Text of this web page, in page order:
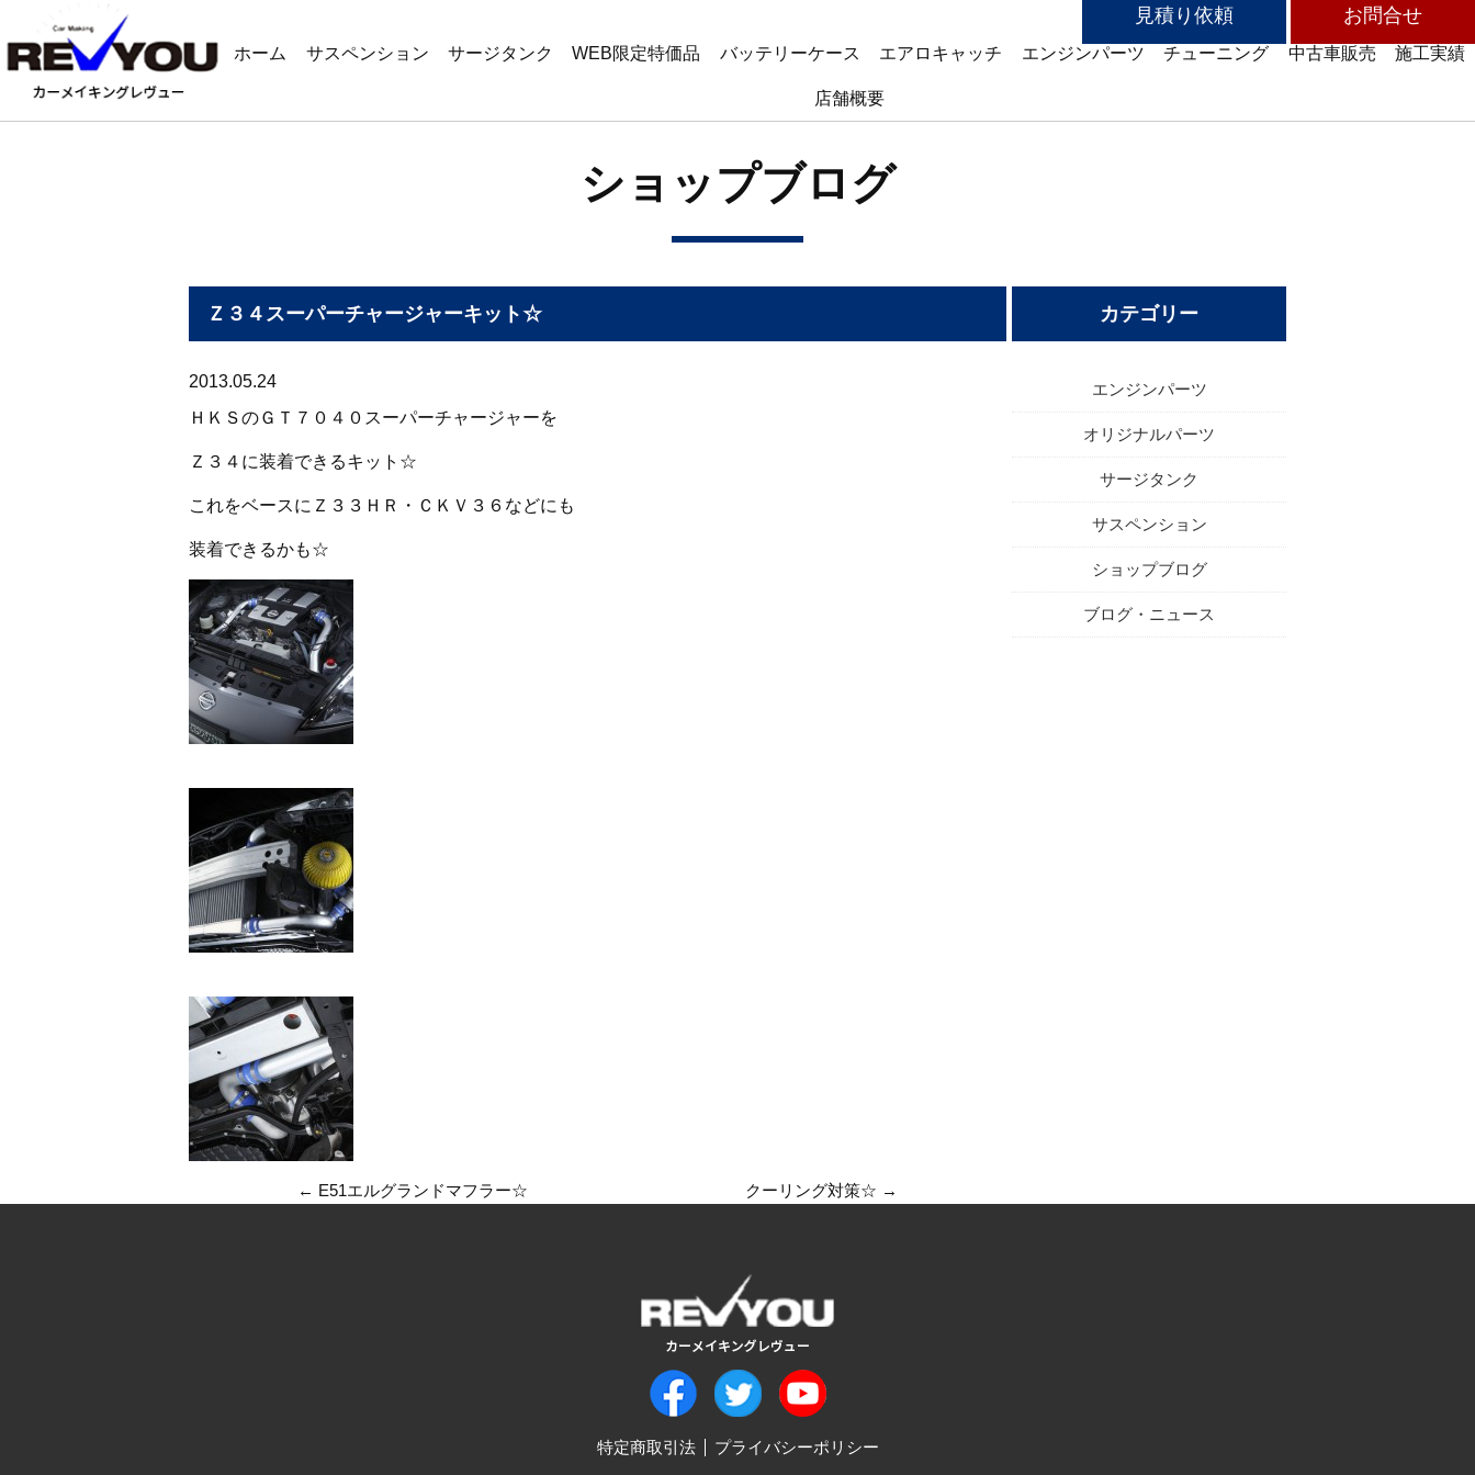
見積り依頼 お問合せ
ホーム サスペンション サージタンク WEB限定特価品 バッテリーケース エアロキャッチ エンジンパーツ チューニング 中古車販売 施工実績
店舗概要
ショップブログ
Ｚ３４スーパーチャージャーキット☆
2013.05.24
ＨＫＳのＧＴ７０４０スーパーチャージャーを
Ｚ３４に装着できるキット☆
これをベースにＺ３３ＨＲ・ＣＫＶ３６などにも
装着できるかも☆
← E51エルグランドマフラー☆ クーリング対策☆ →
カテゴリー
エンジンパーツ
オリジナルパーツ
サージタンク
サスペンション
ショップブログ
ブログ・ニュース
特定商取引法 プライバシーポリシー